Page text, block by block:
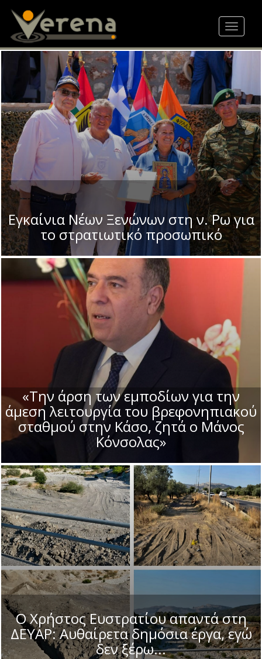
content
Toggle
Εγκαίνια Νέων Ξενώνων στη ν. Ρω για
το στρατιωτικό προσωπικό
«Την άρση των εμποδίων για την
άμεση λειτουργία του βρεφονηπιακού
σταθμού στην Κάσο, ζητά ο Μάνος
Κόνσολας»
Ο Χρήστος Ευστρατίου απαντά στη
ΔΕΥΑΡ: Αυθαίρετα δημόσια έργα, εγώ
δεν ξέρω...